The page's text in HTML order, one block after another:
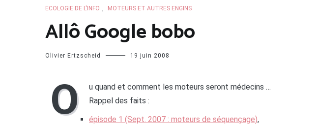
ECOLOGIE DE L'INFO , MOTEURS ET AUTRES ENGINS
Allô Google bobo
Olivier Ertzscheid 19 juin 2008
O
u quand et comment les moteurs seront médecins …
Rappel des faits :
épisode 1 (Sept. 2007 : moteurs de séquençage),